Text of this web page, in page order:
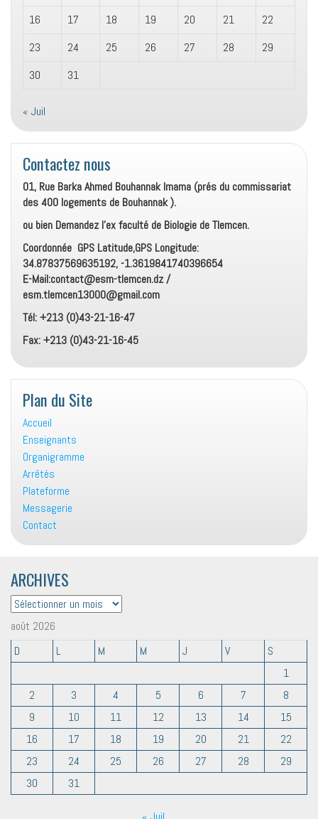
16
17 18 19 20 21
22
23
24 25 26 27 28
29
30
31
« Juil
Contactez nous
01, Rue Barka Ahmed Bouhannak Imama (prés du commissariat
des 400 logements de Bouhannak ).
ou bien Demandez l’ex faculté de Biologie de Tlemcen.
Coordonnée GPS Latitude,GPS Longitude:
34.87837569635192, -1.3619841740396654
E-Mail:contact@esm-tlemcen.dz /
esm.tlemcen13000@gmail.com
Tél: +213 (0)43-21-16-47
Fax: +213 (0)43-21-16-45
Plan du Site
Accueil
Enseignants
Organigramme
Arrêtés
Plateforme
Messagerie
Contact
ARCHIVES
ARCHIVES
août 2026
D
L M M J V
S
1
2
3 4 5 6 7
8
9
10 11 12 13 14
15
16
17 18 19 20 21
22
23
24 25 26 27 28
29
30
31